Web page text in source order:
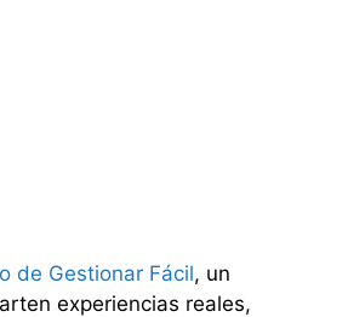
de Gestionar Fácil, un
experiencias reales,